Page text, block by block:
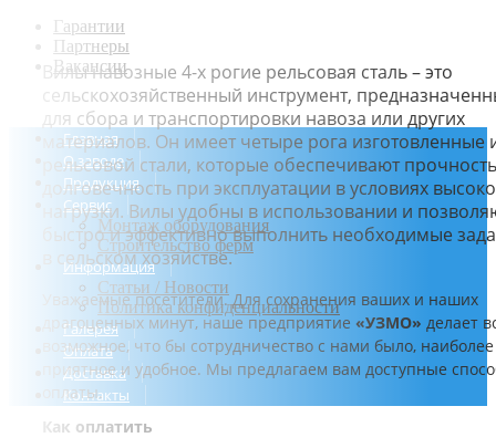
Гарантии
Партнеры
Вакансии
Главная
О заводе
Продукция
Сервис
Монтаж оборудования
Строительство ферм
Информация
Статьи / Новости
Политика конфиденциальности
Галерея
Оплата
Доставка
Контакты
Вилы навозные 4-х рогие рельсовая сталь – это
сельскохозяйственный инструмент,
для сбора и транспортировки навоза или других
материалов. Он имеет четыре рога изготовленные
рельсовой стали, которые обеспечивают
долговечность при эксплуатации в условиях
нагрузки. Вилы удобны в использовании и
быстро и эффективно выполнить необходимые
в сельском хозяйстве.
Уважаемые посетители. Для сохранения ваших и наших
драгоценных минут, наше предприятие «УЗМО» делает
возможное, что бы сотрудничество с нами было, наиболее
приятное и удобное. Мы предлагаем вам доступные
оплаты.
Как оплатить